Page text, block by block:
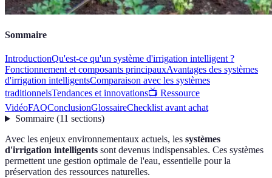
Sommaire
IntroductionQu'est-ce qu'un système d'irrigation intelligent ?
Fonctionnement et composants principauxAvantages des systèmes
d'irrigation intelligentsComparaison avec les systèmes
traditionnelsTendances et innovations📺 Ressource
VidéoFAQConclusionGlossaireChecklist avant achat
Sommaire(11 sections)
Avec les enjeux environnementaux actuels, les systèmes
d'irrigation intelligents sont devenus indispensables. Ces systèmes
permettent une gestion optimale de l'eau, essentielle pour la
préservation des ressources naturelles.